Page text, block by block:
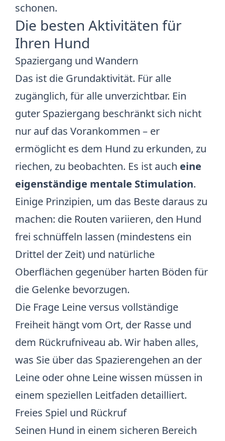
schonen.
Die besten Aktivitäten für
Ihren Hund
Spaziergang und Wandern
Das ist die Grundaktivität. Für alle
zugänglich, für alle unverzichtbar. Ein
guter Spaziergang beschränkt sich nicht
nur auf das Vorankommen – er
ermöglicht es dem Hund zu erkunden, zu
riechen, zu beobachten. Es ist auch eine
eigenständige mentale Stimulation.
Einige Prinzipien, um das Beste daraus zu
machen: die Routen variieren, den Hund
frei schnüffeln lassen (mindestens ein
Drittel der Zeit) und natürliche
Oberflächen gegenüber harten Böden für
die Gelenke bevorzugen.
Die Frage Leine versus vollständige
Freiheit hängt vom Ort, der Rasse und
dem Rückrufniveau ab. Wir haben alles,
was Sie über das Spazierengehen an der
Leine oder ohne Leine wissen müssen in
einem speziellen Leitfaden detailliert.
Freies Spiel und Rückruf
Seinen Hund in einem sicheren Bereich